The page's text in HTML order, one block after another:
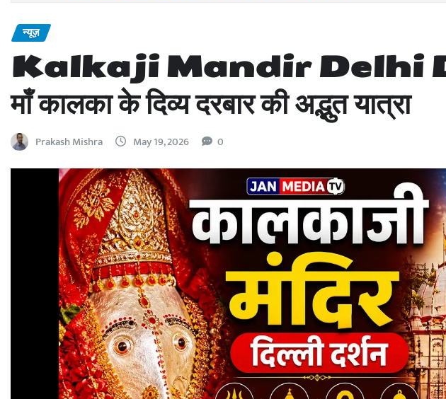
न्यूज़
Kalkaji Mandir Delhi
माँ कालका के दिव्य दरबार की अद्भुत यात्रा
Prakash Mishra May 19, 2026 0